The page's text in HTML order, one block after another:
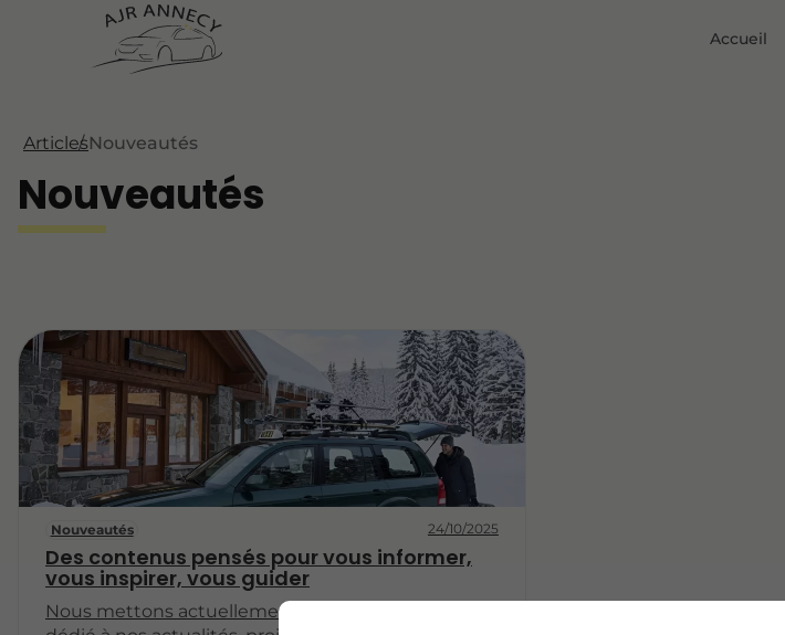
Accueil
ArticlesNouveautés
Nouveautés
Nouveautés 24/10/2025
Des contenus pensés pour vous informer,
vous inspirer, vous guider
Nous mettons actuellement en place un espace